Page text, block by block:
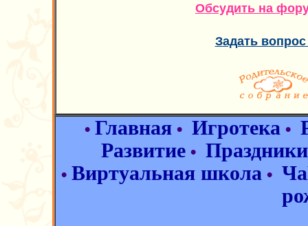
Обсудить на
Задать
• Главная • Игротека •
Развитие• Праздники
• Виртуальная школа •